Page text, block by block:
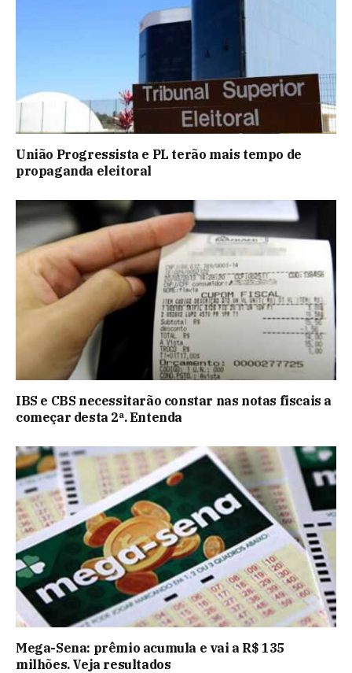
União Progressista e PL terão mais tempo de
propaganda eleitoral
IBS e CBS necessitarão constar nas notas fiscais a
começar desta 2ª. Entenda
Mega-Sena: prêmio acumula e vai a R$ 135
milhões. Veja resultados